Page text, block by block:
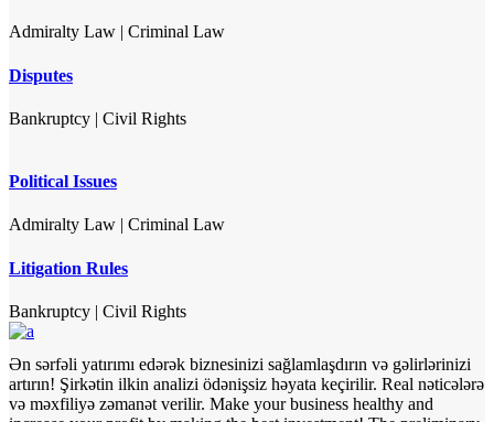
Admiralty Law | Criminal Law
Disputes
Bankruptcy | Civil Rights
Political Issues
Admiralty Law Criminal Law
Litigation Rules
Bankruptcy | Civil Rights
Ən sərfəli yatırımı edərək biznesinizi sağlamlaşdırın və gəlirlərinizi
artırın! Şirkətin ilkin analizi ödənişsiz həyata keçirilir. Real nəticələrə
və məxfiliyə zəmanət verilir. Make your business healthy and